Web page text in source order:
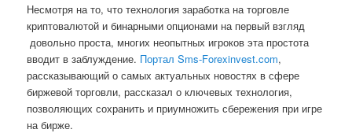
Несмотря на то, что технология заработка на торговле
криптовалютой и бинарными опционами на первый взгляд
довольно проста, многих неопытных игроков эта простота
вводит в заблуждение. Портал Sms-Forexinvest.com,
рассказывающий о самых актуальных новостях в сфере
биржевой торговли, рассказал о ключевых технология,
позволяющих сохранить и приумножить сбережения при игре
на бирже.